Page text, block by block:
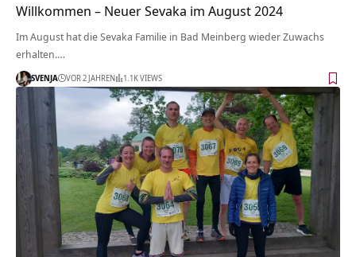
Willkommen – Neuer Sevaka im August 2024
Im August hat die Sevaka Familie in Bad Meinberg wieder Zuwachs
erhalten.…
SVENJA VOR 2 JAHREN 1.1K VIEWS